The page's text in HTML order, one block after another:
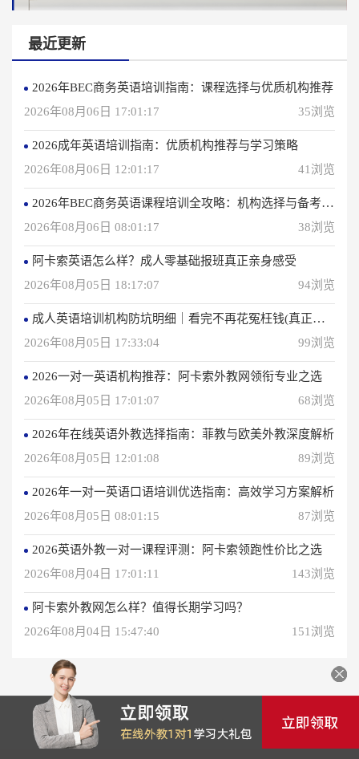
最近更新
2026年BEC商务英语培训指南：课程选择与优质机构推荐
2026年08月06日 17:01:17
35浏览
2026成年英语培训指南：优质机构推荐与学习策略
2026年08月06日 12:01:17
41浏览
2026年BEC商务英语课程培训全攻略：机构选择与备考指南
2026年08月06日 08:01:17
38浏览
阿卡索英语怎么样？成人零基础报班真正亲身感受
2026年08月05日 18:17:07
94浏览
成人英语培训机构防坑明细｜看完不再花冤枉钱(真正的用户反馈)
2026年08月05日 17:33:04
99浏览
2026一对一英语机构推荐：阿卡索外教网领衔专业之选
2026年08月05日 17:01:07
68浏览
2026年在线英语外教选择指南：菲教与欧美外教深度解析
2026年08月05日 12:01:08
89浏览
2026年一对一英语口语培训优选指南：高效学习方案解析
2026年08月05日 08:01:15
87浏览
2026英语外教一对一课程评测：阿卡索领跑性价比之选
2026年08月04日 17:01:11
143浏览
阿卡索外教网怎么样？值得长期学习吗？
2026年08月04日 15:47:40
151浏览